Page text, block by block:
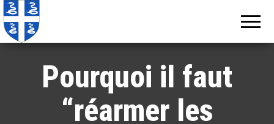
Pourquoi il faut
“réarmer les